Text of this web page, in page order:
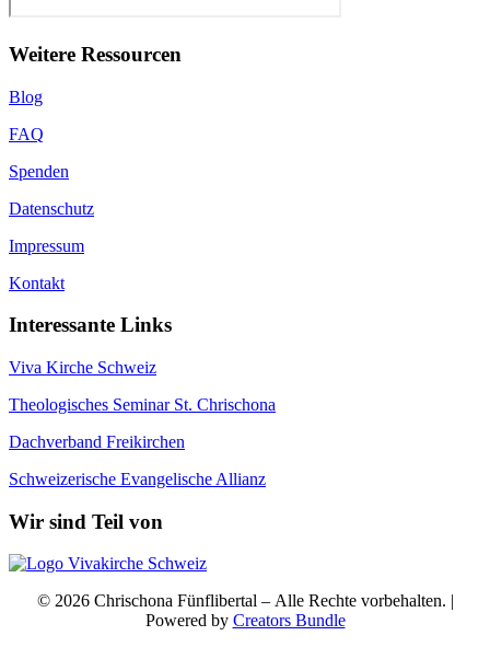
Weitere Ressourcen
Blog
FAQ
Spenden
Datenschutz
Impressum
Kontakt
Interessante Links
Viva Kirche Schweiz
Theologisches Seminar St. Chrischona
Dachverband Freikirchen
Schweizerische Evangelische Allianz
Wir sind Teil von
© 2026 Chrischona Fünflibertal – Alle Rechte vorbehalten. |
Powered by Creators Bundle